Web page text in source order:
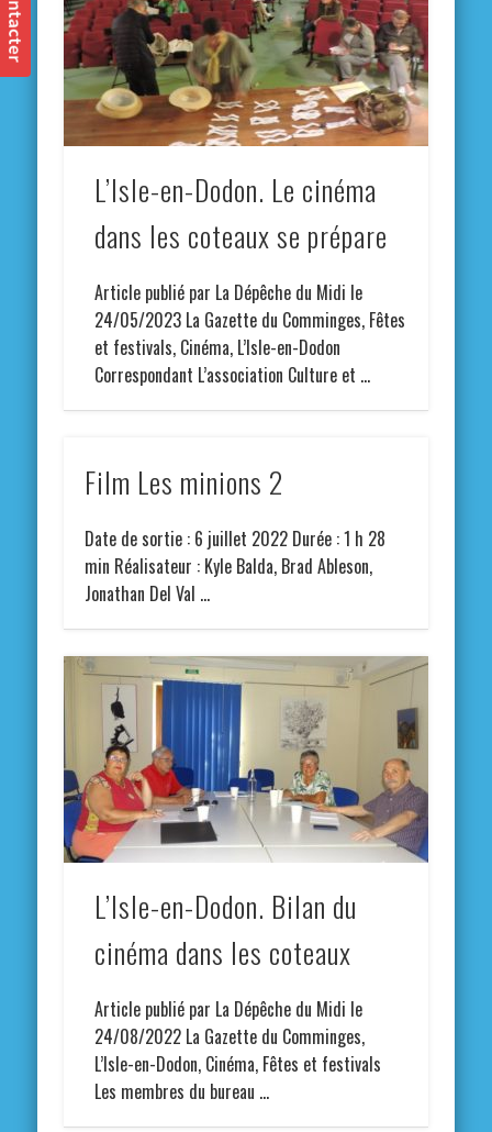
L’Isle-en-Dodon. Le cinéma
dans les coteaux se prépare
Article publié par La Dépêche du Midi le
24/05/2023 La Gazette du Comminges, Fêtes
et festivals, Cinéma, L’Isle-en-Dodon
Correspondant L’association Culture et …
Film Les minions 2
Date de sortie : 6 juillet 2022 Durée : 1 h 28
min Réalisateur : Kyle Balda, Brad Ableson,
Jonathan Del Val …
L’Isle-en-Dodon. Bilan du
cinéma dans les coteaux
Article publié par La Dépêche du Midi le
24/08/2022 La Gazette du Comminges,
L’Isle-en-Dodon, Cinéma, Fêtes et festivals
Les membres du bureau …